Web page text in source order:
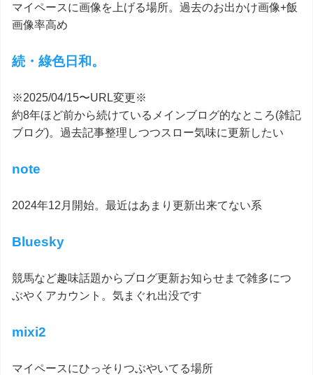
マイペースに画像を上げる場所。過去のお出かけ画像+飯
画像率高め
続・綠色日和。
※2025/04/15〜URL変更※
約8年ほど前から続けているメインブログ的なところ(雑記
ブログ)。過去記事整理しつつスロー気味に更新したい
note
2024年12月開始。最近はあまり更新出来てない系
Bluesky
競馬など趣味話題からブログ更新お知らせまで雑多につ
ぶやくアカウント。気まぐれ出没です
mixi2
マイペースにひっそりつぶやいてる場所